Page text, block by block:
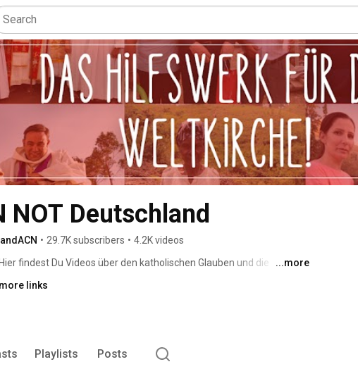
NOT Deutschland
• 29.7K subscribers • 4.2K videos
findest Du Videos über den katholischen Glauben und die
verpassen möchtest: Kanal abonnieren!
...more
links
Playlists Posts